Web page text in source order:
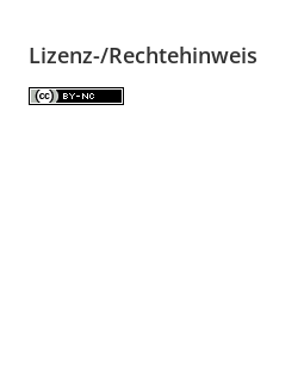
Lizenz-/Rechtehinweis